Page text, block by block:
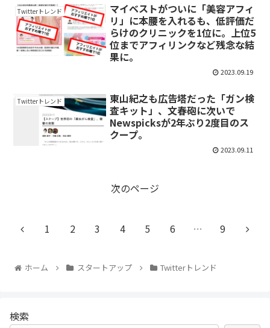
Twitterトレンド
マイベストがついに「美容アフィ
リ」に本腰を入れるも、低評価だ
らけのクリニックを1位に。上位5
位までアフィリンクなど残念な結
果に。
2023.09.19
Twitterトレンド
東山紀之も広告塔だった「ガン検
査キット」、文春砲に次いで
Newspicksが2年ぶり2度目のス
クープ。
2023.09.11
次のページ
1 2 3 4 5 6 … 9
ホーム スタートアップ Twitterトレンド
検索